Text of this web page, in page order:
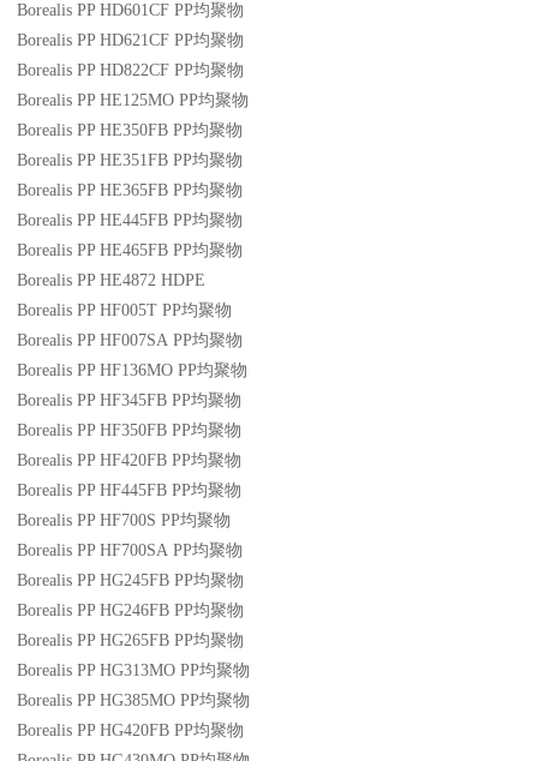
Borealis PP HD601CF PP均聚物
Borealis PP HD621CF PP均聚物
Borealis PP HD822CF PP均聚物
Borealis PP HE125MO PP均聚物
Borealis PP HE350FB PP均聚物
Borealis PP HE351FB PP均聚物
Borealis PP HE365FB PP均聚物
Borealis PP HE445FB PP均聚物
Borealis PP HE465FB PP均聚物
Borealis PP HE4872 HDPE
Borealis PP HF005T PP均聚物
Borealis PP HF007SA PP均聚物
Borealis PP HF136MO PP均聚物
Borealis PP HF345FB PP均聚物
Borealis PP HF350FB PP均聚物
Borealis PP HF420FB PP均聚物
Borealis PP HF445FB PP均聚物
Borealis PP HF700S PP均聚物
Borealis PP HF700SA PP均聚物
Borealis PP HG245FB PP均聚物
Borealis PP HG246FB PP均聚物
Borealis PP HG265FB PP均聚物
Borealis PP HG313MO PP均聚物
Borealis PP HG385MO PP均聚物
Borealis PP HG420FB PP均聚物